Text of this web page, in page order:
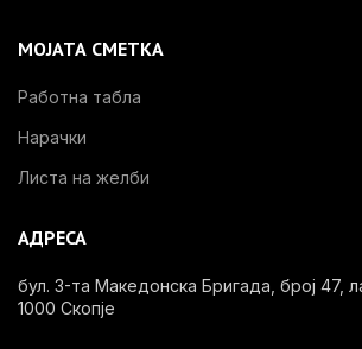
МОЈАТА СМЕТКА
Работна табла
Нарачки
Листа на желби
АДРЕСА
бул. 3-та Македонска Бригада, број 47,
1000 Скопје